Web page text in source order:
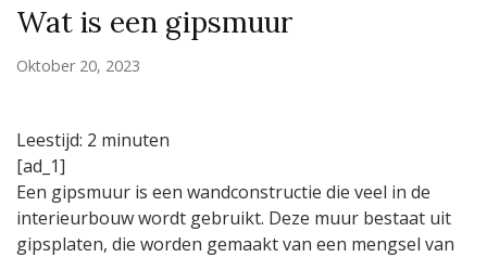
Wat is een gipsmuur
Oktober 20, 2023
Leestijd: 2 minuten
[ad_1]
Een gipsmuur is een wandconstructie die veel in de
interieurbouw wordt gebruikt. Deze muur bestaat uit
gipsplaten, die worden gemaakt van een mengsel van